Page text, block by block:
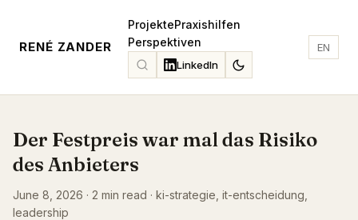
RENÉ ZANDER
ProjektePraxishilfen
Perspektiven
LinkedIn
EN
Der Festpreis war mal das Risiko
des Anbieters
June 8, 2026 · 2 min read · ki-strategie, it-entscheidung,
leadership